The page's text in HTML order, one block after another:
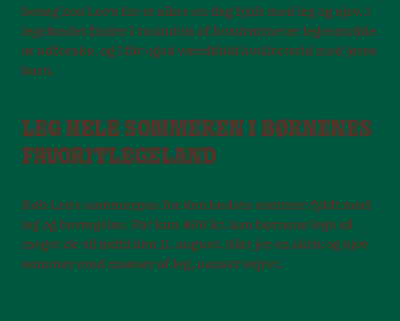
besøg hos Leo’s for at sikre en dag fyldt med leg og sjov. I
legelandet finder I tusindvis af kvadratmeter legeområde
at udforske, og I får også værdifuld kvalitetstid med jeres
barn.
LEG HELE SOMMEREN I BØRNENES
FAVORITLEGELAND
Køb Leo’s sommerpas for den bedste sommer fyldt med
leg og bevægelse. For kun 499 kr. kan børnene lege så
meget de vil indtil den 11. august. Sikr jer en aktiv og sjov
sommer med masser af leg, uanset vejret.